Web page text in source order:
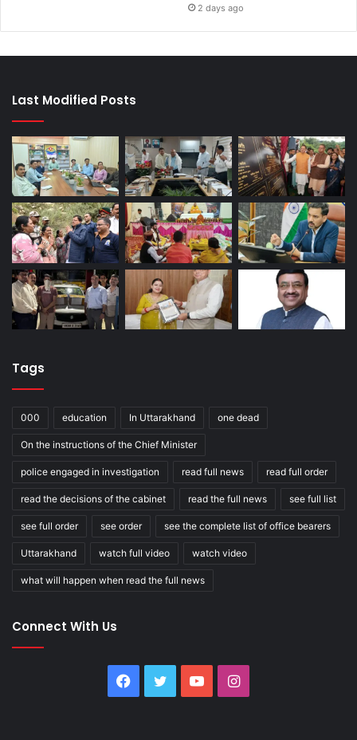
2 days ago
Last Modified Posts
Tags
000 education In Uttarakhand one dead
On the instructions of the Chief Minister
police engaged in investigation read full news read full order
read the decisions of the cabinet read the full news see full list
see full order see order see the complete list of office bearers
Uttarakhand watch full video watch video
what will happen when read the full news
Connect With Us
Facebook
Twitter YouTubeInstagram